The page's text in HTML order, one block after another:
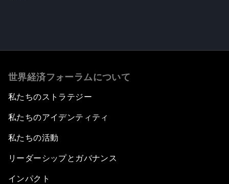
世界経済フォーラムについて
私たちのストラテジー
私たちのアイデンティティ
私たちの活動
リーダーシップとガバナンス
インパクト